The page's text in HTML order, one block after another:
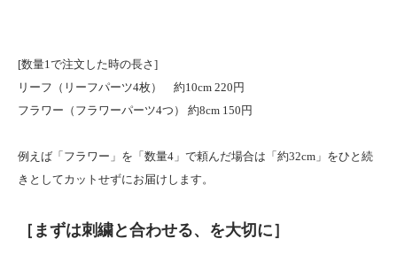
[数量1で注文した時の長さ]
リーフ（リーフパーツ4枚） 約10cm 220円
フラワー（フラワーパーツ4つ） 約8cm 150円
例えば「フラワー」を「数量4」で頼んだ場合は「約32cm」をひと続
きとしてカットせずにお届けします。
［まずは刺繍と合わせる、を大切に］